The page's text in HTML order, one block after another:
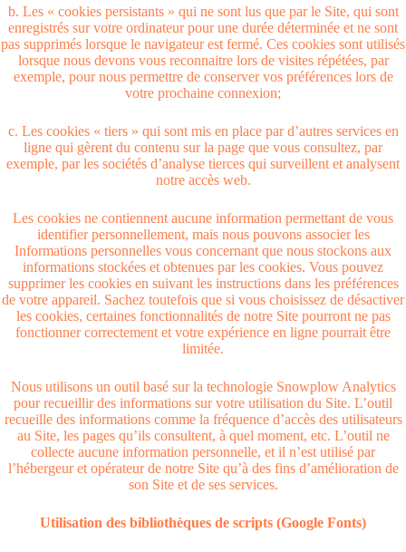
b. Les « cookies persistants » qui ne sont lus que par le Site, qui sont
enregistrés sur votre ordinateur pour une durée déterminée et ne sont
pas supprimés lorsque le navigateur est fermé. Ces cookies sont utilisés
lorsque nous devons vous reconnaitre lors de visites répétées, par
exemple, pour nous permettre de conserver vos préférences lors de
votre prochaine connexion;
c. Les cookies « tiers » qui sont mis en place par d’autres services en
ligne qui gèrent du contenu sur la page que vous consultez, par
exemple, par les sociétés d’analyse tierces qui surveillent et analysent
notre accès web.
Les cookies ne contiennent aucune information permettant de vous
identifier personnellement, mais nous pouvons associer les
Informations personnelles vous concernant que nous stockons aux
informations stockées et obtenues par les cookies. Vous pouvez
supprimer les cookies en suivant les instructions dans les préférences
de votre appareil. Sachez toutefois que si vous choisissez de désactiver
les cookies, certaines fonctionnalités de notre Site pourront ne pas
fonctionner correctement et votre expérience en ligne pourrait être
limitée.
Nous utilisons un outil basé sur la technologie Snowplow Analytics
pour recueillir des informations sur votre utilisation du Site. L’outil
recueille des informations comme la fréquence d’accès des utilisateurs
au Site, les pages qu’ils consultent, à quel moment, etc. L’outil ne
collecte aucune information personnelle, et il n’est utilisé par
l’hébergeur et opérateur de notre Site qu’à des fins d’amélioration de
son Site et de ses services.
Utilisation des bibliothèques de scripts (Google Fonts)